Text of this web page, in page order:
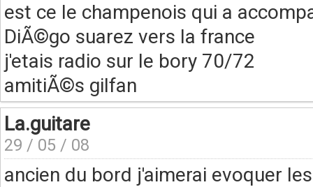
est ce le champenois qui a
DiÃ©go suarez vers la france
j'etais radio sur le bory 70/72
amitiÃ©s gilfan
La.guitare
29 / 05 / 08
ancien du bord j'aimerai evoquer